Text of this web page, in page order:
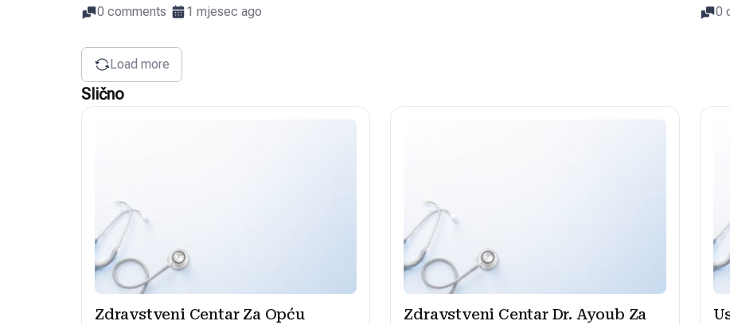
0 comments 1 mjesec ago 0
Load more
Slično
Zdravstveni Centar Za Opću
Zdravstveni Centar Dr. Ayoub Za